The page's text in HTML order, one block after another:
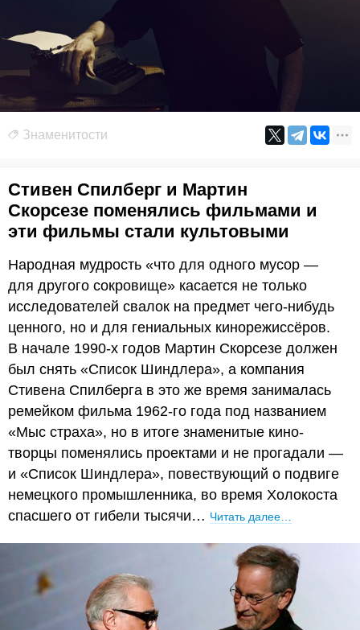
Знаменитости
Стивен Спилберг и Мартин
Скорсезе поменялись фильмами и
эти фильмы стали культовыми
Народная мудрость «что для одного мусор —
для другого сокровище» касается не только
исследователей свалок на предмет чего-нибудь
ценного, но и для гениальных кинорежиссёров.
В начале 1990-х годов Мартин Скорсезе должен
был снять «Список Шиндлера», а компания
Стивена Спилберга в это же время занималась
ремейком фильма 1962-го года под названием
«Мыс страха», но в итоге знаменитые кино-
творцы поменялись проектами и не прогадали —
и «Список Шиндлера», повествующий о подвиге
немецкого промышленника, во время Холокоста
спасшего от гибели тысячи… Читать далее…